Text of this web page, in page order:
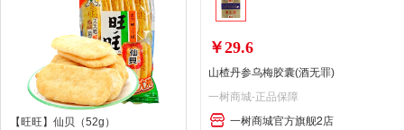
【旺旺】仙贝（52g）
￥29.6
山楂丹参乌梅胶囊(酒无罪)
一树商城-正品保障
一树商城官方旗舰2店